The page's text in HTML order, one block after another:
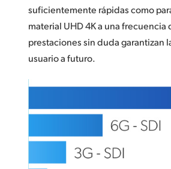
suficientemente rápidas como
material UHD 4K a una frecuencia
prestaciones sin duda garantizan
usuario a futuro.